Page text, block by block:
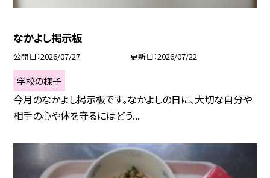
なかよし掲示板
公開日 2026/07/27 更新日 2026/07/22
学校の様子
今月のなかよし掲示板です。なかよしの日に、大切な自分や
相手の心や体を守るにはどう...